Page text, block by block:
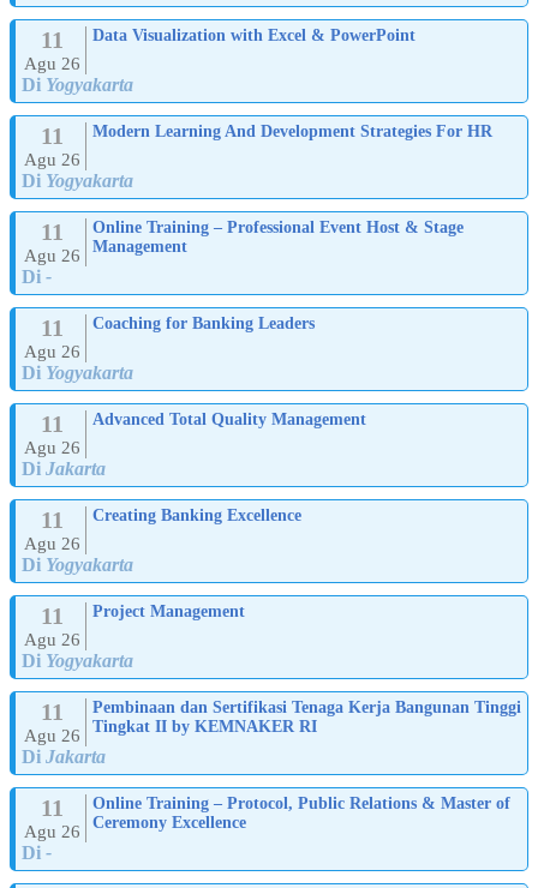
11
Agu 26
Data Visualization with Excel & PowerPoint
Di Yogyakarta
11
Agu 26
Modern Learning And Development Strategies For HR
Di Yogyakarta
11
Agu 26
Online Training – Professional Event Host & Stage
Management
Di -
11
Agu 26
Coaching for Banking Leaders
Di Yogyakarta
11
Agu 26
Advanced Total Quality Management
Di Jakarta
11
Agu 26
Creating Banking Excellence
Di Yogyakarta
11
Agu 26
Project Management
Di Yogyakarta
11
Agu 26
Pembinaan dan Sertifikasi Tenaga Kerja Bangunan Tinggi
Tingkat II by KEMNAKER RI
Di Jakarta
11
Agu 26
Online Training – Protocol, Public Relations & Master of
Ceremony Excellence
Di -